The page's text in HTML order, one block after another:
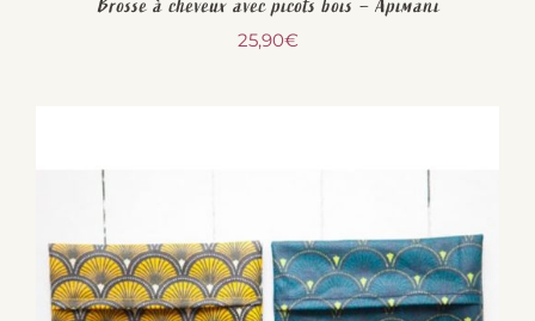
Brosse à cheveux avec picots bois – Apimani
25,90€